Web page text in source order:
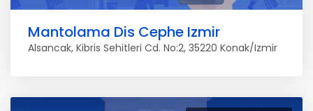
Mantolama Dis Cephe Izmir
Alsancak, Kibris Sehitleri Cd. No:2, 35220 Konak/Izmir